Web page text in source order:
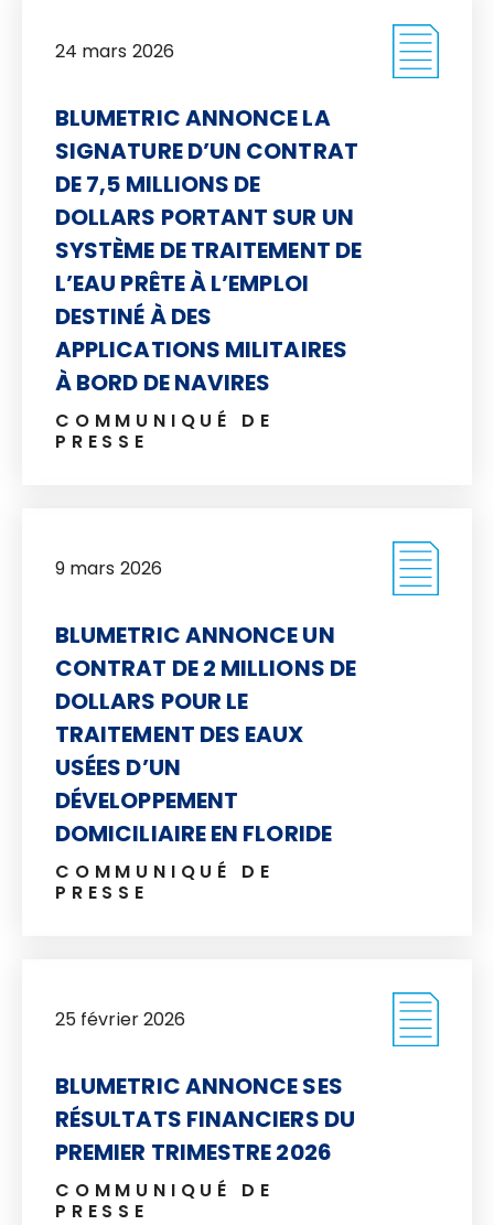
24 mars 2026
BLUMETRIC ANNONCE LA
SIGNATURE D’UN CONTRAT
DE 7,5 MILLIONS DE
DOLLARS PORTANT SUR UN
SYSTÈME DE TRAITEMENT DE
L’EAU PRÊTE À L’EMPLOI
DESTINÉ À DES
APPLICATIONS MILITAIRES
À BORD DE NAVIRES
COMMUNIQUÉ DE
PRESSE
9 mars 2026
BLUMETRIC ANNONCE UN
CONTRAT DE 2 MILLIONS DE
DOLLARS POUR LE
TRAITEMENT DES EAUX
USÉES D’UN
DÉVELOPPEMENT
DOMICILIAIRE EN FLORIDE
COMMUNIQUÉ DE
PRESSE
25 février 2026
BLUMETRIC ANNONCE SES
RÉSULTATS FINANCIERS DU
PREMIER TRIMESTRE 2026
COMMUNIQUÉ DE
PRESSE